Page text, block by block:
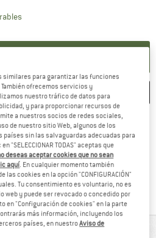
El enlace se abre en una ventana
COMPARAR
69 € (ES)¡encuentre más
100 díasvaya a la política de
en almacén
de Trusted Shops¡toda la
para garantizar las funciones
ofrecemos servicios y
nuestro tráfico de datos para
y para proporcionar recursos de
a nuestros socios de redes sociales,
de nuestro sitio Web, algunos de los
sin las salvaguardas adecuadas para
"SELECCIONAR TODAS" aceptas que
deseas aceptar cookies que no sean
aquí. En cualquier momento también
cookies en la opción "CONFIGURACIÓN"
Tu consentimiento es voluntario, no es
web y puede ser revocado o concedido por
en "Configuración de cookies" en la parte
más información, incluyendo los
países, en nuestroAviso de